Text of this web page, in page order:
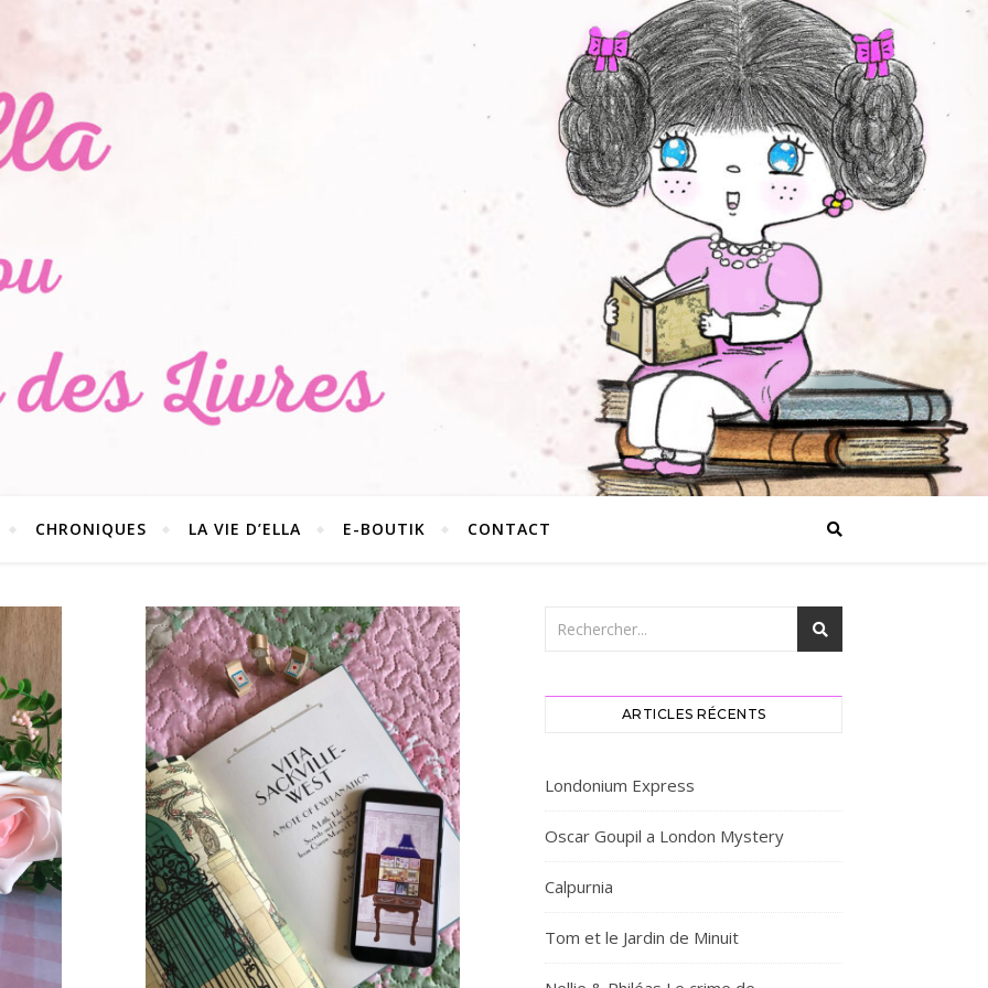
CHRONIQUES LA VIE D’ELLA E-BOUTIK CONTACT
ARTICLES RÉCENTS
Londonium Express
Oscar Goupil a London Mystery
Calpurnia
Tom et le Jardin de Minuit